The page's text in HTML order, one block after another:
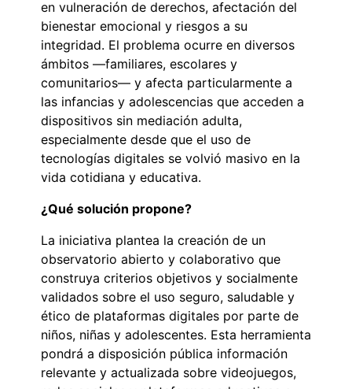
en vulneración de derechos, afectación del
bienestar emocional y riesgos a su
integridad. El problema ocurre en diversos
ámbitos —familiares, escolares y
comunitarios— y afecta particularmente a
las infancias y adolescencias que acceden a
dispositivos sin mediación adulta,
especialmente desde que el uso de
tecnologías digitales se volvió masivo en la
vida cotidiana y educativa.
¿Qué solución propone?
La iniciativa plantea la creación de un
observatorio abierto y colaborativo que
construya criterios objetivos y socialmente
validados sobre el uso seguro, saludable y
ético de plataformas digitales por parte de
niños, niñas y adolescentes. Esta herramienta
pondrá a disposición pública información
relevante y actualizada sobre videojuegos,